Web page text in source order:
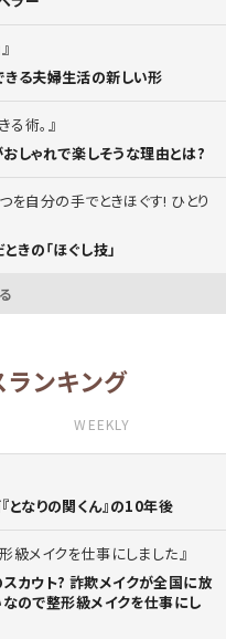
る夫婦生活の新しい形
る術。
しゃれで楽しそうな理由とは?
を自分の手でときほぐす! ひとり
きの「ほぐし技」
ランキング
WEEKLY
となりの関くん』の10年後
級メイクを仕事にしました
スカウト? 詐欺メイクが全国に放
ので整形級メイクを仕事にし